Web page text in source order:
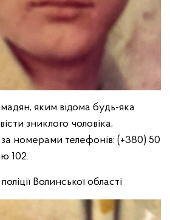
яким відома будь-яка
зниклого чоловіка,
за номерами телефонів: (+380) 50
102.
Волинської області